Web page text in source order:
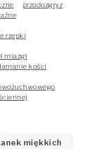
przodozgryz
rzepki
miazgi
kości
miękkich